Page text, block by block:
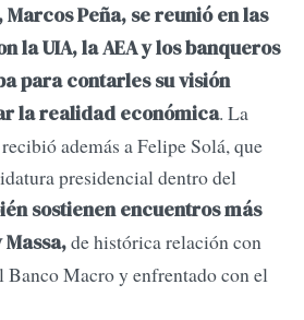
Peña, se reunió en las
la UIA, la AEA y los banqueros
para contarles su visión
la realidad económica. La
además a Felipe Solá, que
presidencial dentro del
sostienen encuentros más
de histórica relación con
Banco Macro y enfrentado con el